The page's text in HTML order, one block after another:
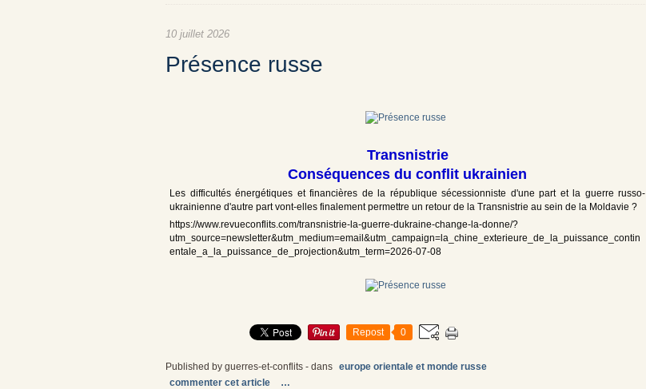
10 juillet 2026
Présence russe
Transnistrie
Conséquences du conflit ukrainien
Les difficultés énergétiques et financières de la république sécessionniste d'une part et la guerre russo-
ukrainienne d'autre part vont-elles finalement permettre un retour de la Transnistrie au sein de la Moldavie ?
https://www.revueconflits.com/transnistrie-la-guerre-dukraine-change-la-donne/?
utm_source=newsletter&utm_medium=email&utm_campaign=la_chine_exterieure_de_la_puissance_contin
entale_a_la_puissance_de_projection&utm_term=2026-07-08
Repost 0
Published by guerres-et-conflits - dans europe orientale et monde russe
commenter cet article
…